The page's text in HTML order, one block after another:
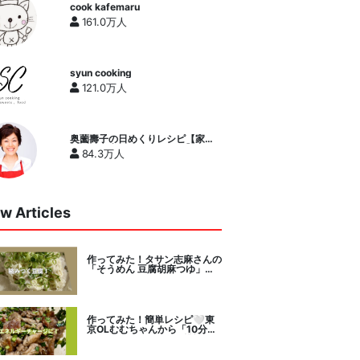
cook kafemaru
161.0万人
syun cooking
121.0万人
奥薗壽子の日めくりレシピ【家庭
料理研究家公式チャンネル】
84.3万人
Articles
作ってみた！タサン志麻さんの
「そうめん 豆腐胡麻つゆ」を
作ってみた！簡単レシピ🤍東
京OLむむちゃんから「10分で